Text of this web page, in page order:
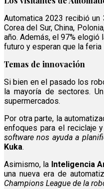
Automatica 2023 recibió
Corea del Sur, China,
año. Además, el 97%
futuro y esperan que la
Temas de innovación
Si bien en el pasado los
la mayoría de sectores.
supermercados.
Por otra parte, la
enfoques para el reciclaje
software nos ayuda a
Kuka.
Asimismo, la Inteligencia
una nueva era de
Champions League de la